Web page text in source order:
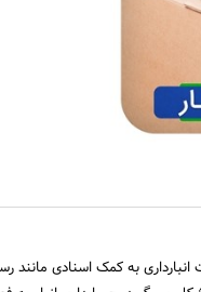
به کمک اسنادی مانند